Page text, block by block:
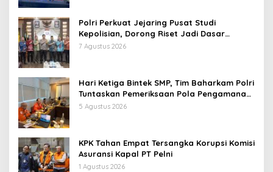
Polri Perkuat Jejaring Pusat Studi
Kepolisian, Dorong Riset Jadi Dasar
Kebijakan dan Inovasi
7 Agustus 2026
Hari Ketiga Bintek SMP, Tim Baharkam Polri
Tuntaskan Pemeriksaan Pola Pengamanan
Pertamina Patra Niaga Jabar
5 Agustus 2026
KPK Tahan Empat Tersangka Korupsi Komisi
Asuransi Kapal PT Pelni
1 Agustus 2026